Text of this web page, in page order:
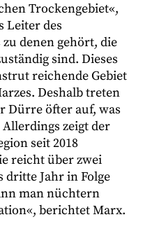
Trockengebiet«,
Leiter des
denen gehört, die
sind. Dieses
reichende Gebiet
Deshalb treten
Dürre öfter auf, was
zeigt der
seit 2018
reicht über zwei
dritte Jahr in Folge
man nüchtern
berichtet Marx.